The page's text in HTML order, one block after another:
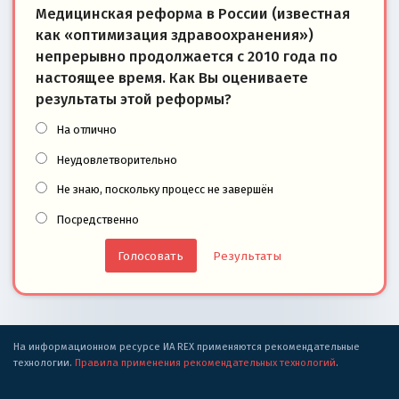
Медицинская реформа в России (известная
как «оптимизация здравоохранения»)
непрерывно продолжается с 2010 года по
настоящее время. Как Вы оцениваете
результаты этой реформы?
На отлично
Неудовлетворительно
Не знаю, поскольку процесс не завершён
Посредственно
Результаты
На информационном ресурсе ИА REX применяются рекомендательные
технологии. Правила применения рекомендательных технологий.